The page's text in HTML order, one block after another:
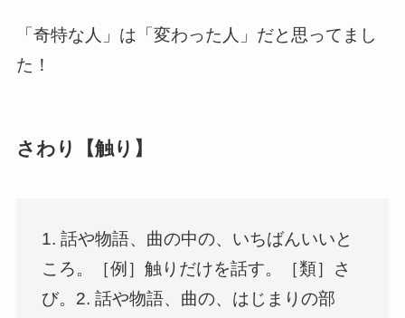
「奇特な人」は「変わった人」だと思ってまし
た！
さわり【触り】
1. 話や物語、曲の中の、いちばんいいと
ころ。［例］触りだけを話す。［類］さ
び。2. 話や物語、曲の、はじまりの部